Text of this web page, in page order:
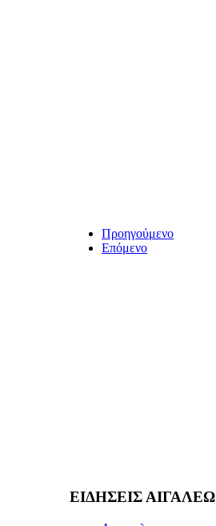
Προηγούμενο
Επόμενο
ΕΙΔΗΣΕΙΣ ΑΙΓΑΛΕΩ